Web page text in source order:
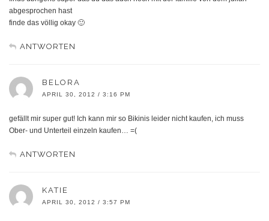
abgesprochen hast
finde das völlig okay 🙂
ANTWORTEN
BELORA
APRIL 30, 2012 / 3:16 PM
gefällt mir super gut! Ich kann mir so Bikinis leider nicht kaufen, ich muss
Ober- und Unterteil einzeln kaufen… =(
ANTWORTEN
KATIE
APRIL 30, 2012 / 3:57 PM